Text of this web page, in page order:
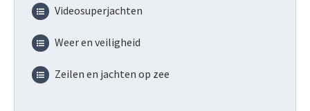
Videosuperjachten
Weer en veiligheid
Zeilen en jachten op zee